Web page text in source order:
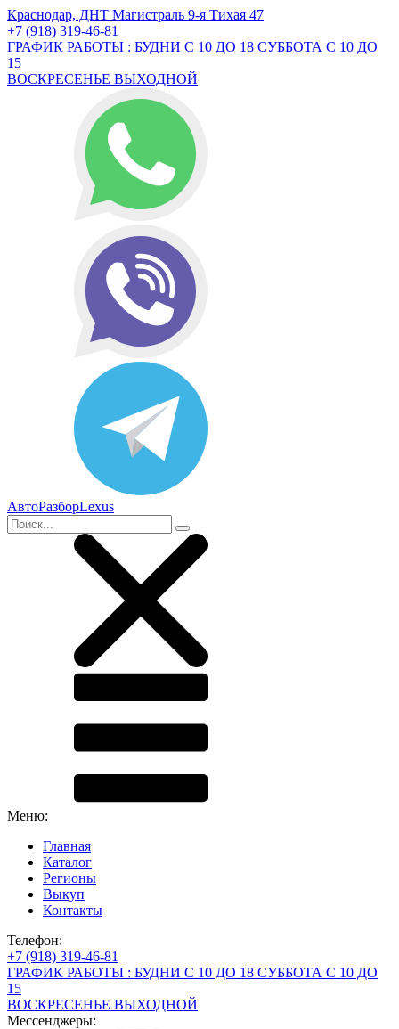
Краснодар, ДНТ Магистраль 9-я Тихая 47
+7 (918) 319-46-81
ГРАФИК РАБОТЫ : БУДНИ С 10 ДО 18 СУББОТА С 10 ДО
15
ВОСКРЕСЕНЬЕ ВЫХОДНОЙ
АвтоРазборLexus
Меню:
Главная
Каталог
Регионы
Выкуп
Контакты
Телефон:
+7 (918) 319-46-81
ГРАФИК РАБОТЫ : БУДНИ С 10 ДО 18 СУББОТА С 10 ДО
15
ВОСКРЕСЕНЬЕ ВЫХОДНОЙ
Мессенджеры: